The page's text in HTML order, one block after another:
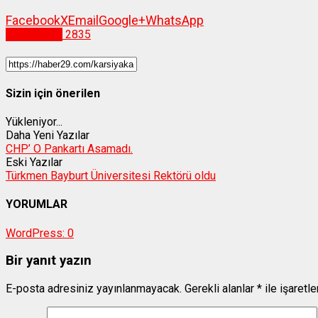
FacebookXEmail Google+WhatsApp
2835
Sizin için önerilen
Yükleniyor...
Daha Yeni Yazılar
CHP’ O Pankartı Asamadı.
Eski Yazılar
Türkmen Bayburt Üniversitesi Rektörü oldu
YORUMLAR
WordPress: 0
Bir yanıt yazın
E-posta adresiniz yayınlanmayacak. Gerekli alanlar * ile